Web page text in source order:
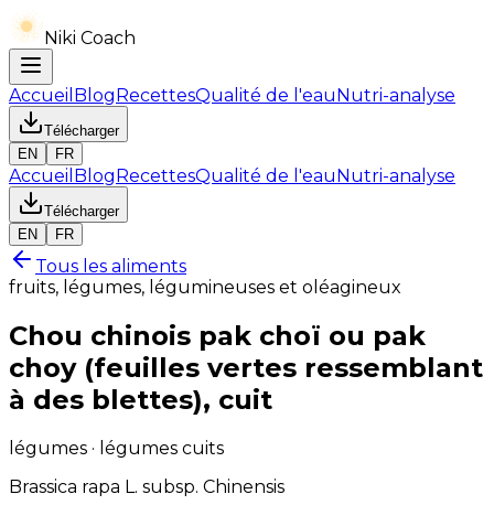
Niki Coach
Accueil BlogRecettesQualité de l'eauNutri-analyse
Télécharger
EN
FR
Accueil BlogRecettesQualité de l'eauNutri-analyse
Télécharger
EN
FR
Tous les aliments
fruits, légumes, légumineuses et oléagineux
Chou chinois pak choï ou pak
choy (feuilles vertes ressemblant
à des blettes), cuit
légumes · légumes cuits
Brassica rapa L. subsp. Chinensis